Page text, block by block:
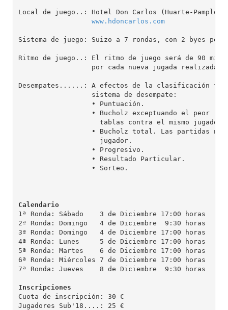
Local de juego..: Hotel Don Carlos (Huarte-
www.hdoncarlos.com
Sistema de juego: Suizo a 7 rondas, con 2 byes
Ritmo de juego..: El ritmo de juego será de 90
por cada nueva jugada realizada
Desempates......: A efectos de la clasificación
                  sistema de desempate:
                  • Puntuación.
• Bucholz exceptuando el peor
                    tablas contra el mismo jugador.
• Bucholz total. Las partidas no
                    jugador.
                  • Progresivo.
                  • Resultado Particular.
                  • Sorteo.
Calendario
1ª Ronda: Sábado    3 de Diciembre 17:00 horas
2ª Ronda: Domingo   4 de Diciembre  9:30 horas
3ª Ronda: Domingo   4 de Diciembre 17:00 horas
4ª Ronda: Lunes     5 de Diciembre 17:00 horas
5ª Ronda: Martes    6 de Diciembre 17:00 horas
6ª Ronda: Miércoles 7 de Diciembre 17:00 horas
7ª Ronda: Jueves    8 de Diciembre  9:30 horas
Inscripciones
Cuota de inscripción: 30 €
Jugadores Sub'18....: 25 €